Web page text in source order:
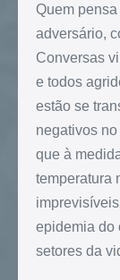
Quem
adversário,
Conversas
e todos
estão se
negativos
que à
temperatura
epidemia do
setores da